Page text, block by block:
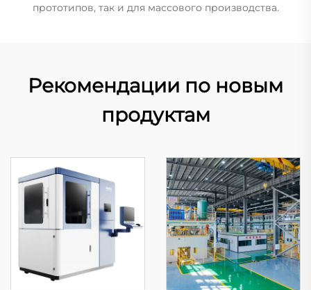
прототипов, так и для массового производства.
Рекомендации по новым
продуктам